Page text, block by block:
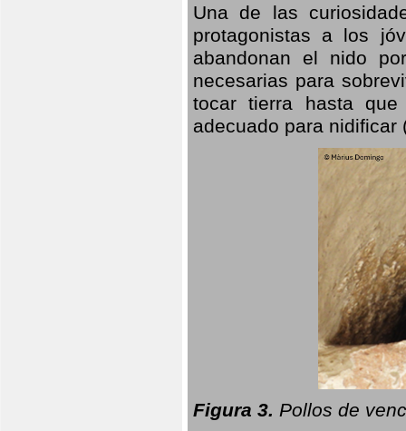
Una de las
protagonistas a los
abandonan el nido
necesarias para
tocar tierra hasta
adecuado para nidificar
Figura 3. Pollos de